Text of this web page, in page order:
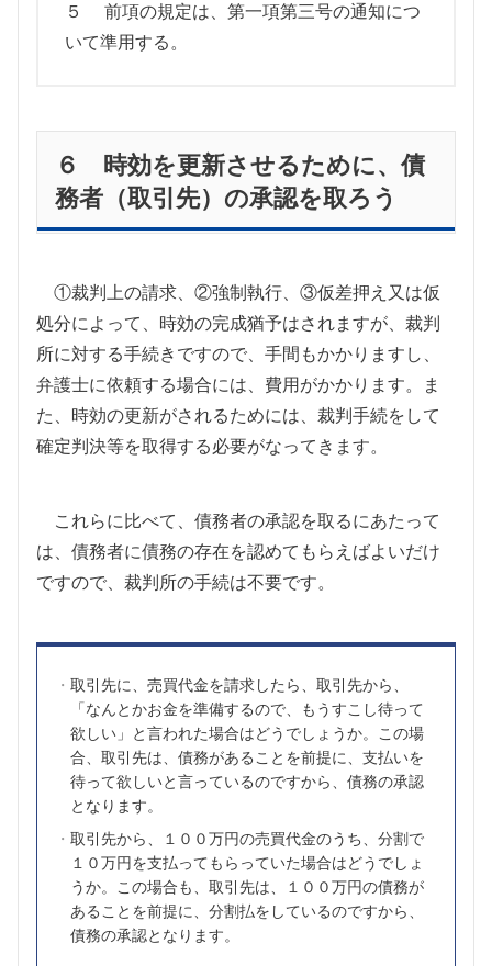
５ 前項の規定は、第一項第三号の通知につ
いて準用する。
６ 時効を更新させるために、債
務者（取引先）の承認を取ろう
①裁判上の請求、②強制執行、③仮差押え又は仮
処分によって、時効の完成猶予はされますが、裁判
所に対する手続きですので、手間もかかりますし、
弁護士に依頼する場合には、費用がかかります。ま
た、時効の更新がされるためには、裁判手続をして
確定判決等を取得する必要がなってきます。
これらに比べて、債務者の承認を取るにあたって
は、債務者に債務の存在を認めてもらえばよいだけ
ですので、裁判所の手続は不要です。
取引先に、売買代金を請求したら、取引先から、
「なんとかお金を準備するので、もうすこし待って
欲しい」と言われた場合はどうでしょうか。この場
合、取引先は、債務があることを前提に、支払いを
待って欲しいと言っているのですから、債務の承認
となります。
取引先から、１００万円の売買代金のうち、分割で
１０万円を支払ってもらっていた場合はどうでしょ
うか。この場合も、取引先は、１００万円の債務が
あることを前提に、分割払をしているのですから、
債務の承認となります。